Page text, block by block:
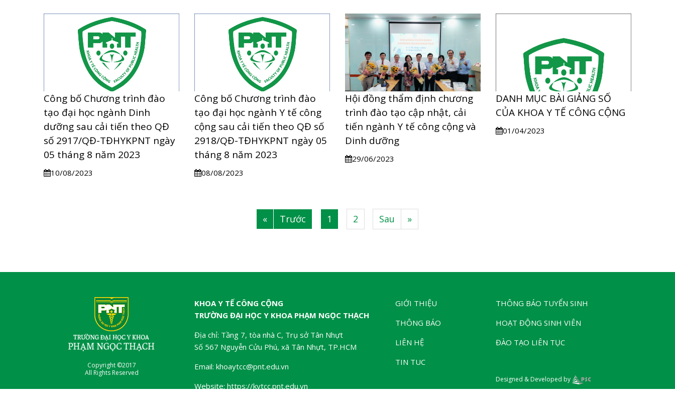
Công bố Chương trình đào
tạo đại học ngành Dinh
dưỡng sau cải tiến theo QĐ
số 2917/QĐ-TĐHYKPNT ngày
05 tháng 8 năm 2023
10/08/2023
Công bố Chương trình đào
tạo đại học ngành Y tế công
cộng sau cải tiến theo QĐ số
2918/QĐ-TĐHYKPNT ngày 05
tháng 8 năm 2023
08/08/2023
Hội đồng thẩm định chương
trình đào tạo cập nhật, cải
tiến ngành Y tế công cộng và
Dinh dưỡng
29/06/2023
DANH MỤC BÀI GIẢNG SỐ
CỦA KHOA Y TẾ CÔNG CỘNG
01/04/2023
« Trước 1 2 Sau »
Copyright ©2017
All Rights Reserved
KHOA Y TẾ CÔNG CỘNG
TRƯỜNG ĐẠI HỌC Y KHOA PHẠM NGỌC THẠCH
Địa chỉ: Tầng 7, tòa nhà C, Trụ sở Tân Nhựt
Số 567 Nguyễn Cửu Phú, xã Tân Nhựt, TP.HCM
Email: khoaytcc@pnt.edu.vn
Website: https://kytcc.pnt.edu.vn
GIỚI THIỆU
THÔNG BÁO
LIÊN HỆ
TIN TUC
THÔNG BÁO TUYỂN SINH
HOẠT ĐỘNG SINH VIÊN
ĐÀO TẠO LIÊN TỤC
Designed & Developed by